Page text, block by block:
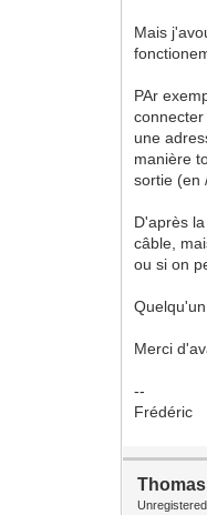
Mais
PAr
une
manière
sortie (en
D'après
câble,
ou si on
Merci
--
Frédéric
Thomas
Unregistered